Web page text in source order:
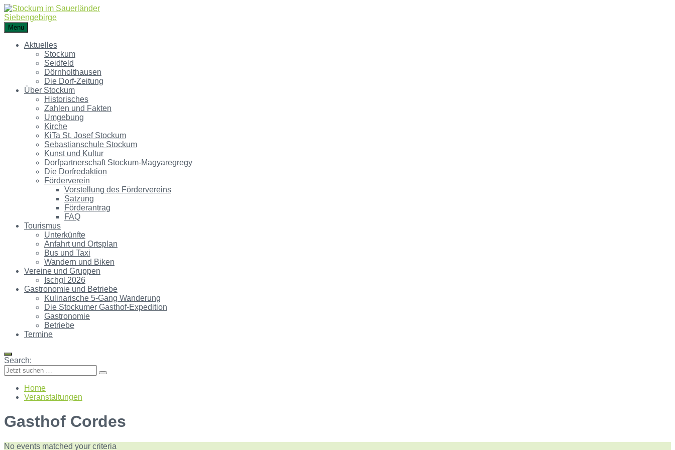
Menu
Aktuelles
Stockum
Seidfeld
Dörnholthausen
Die Dorf-Zeitung
Über Stockum
Historisches
Zahlen und Fakten
Umgebung
Kirche
KiTa St. Josef Stockum
Sebastianschule Stockum
Kunst und Kultur
Dorfpartnerschaft Stockum-Magyaregregy
Die Dorfredaktion
Förderverein
Vorstellung des Fördervereins
Satzung
Förderantrag
FAQ
Tourismus
Unterkünfte
Anfahrt und Ortsplan
Bus und Taxi
Wandern und Biken
Vereine und Gruppen
Ischgl 2026
Gastronomie und Betriebe
Kulinarische 5-Gang Wanderung
Die Stockumer Gasthof-Expedition
Gastronomie
Betriebe
Termine
Search:
Home
Veranstaltungen
Gasthof Cordes
No events matched your criteria